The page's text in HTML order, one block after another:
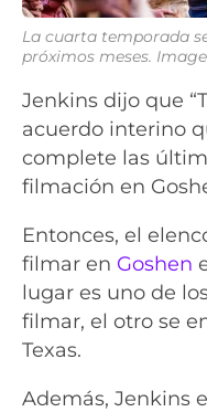
La cuarta temporada
próximos meses.
Jenkins dijo que
acuerdo interino
complete las
filmación en
Entonces, el
filmar en Goshen
lugar es uno de
filmar, el otro se
Texas.
Además, Jenkins